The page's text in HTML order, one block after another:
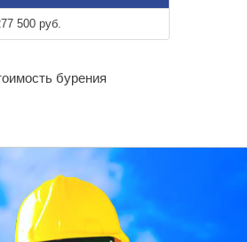
500 руб.
бурения